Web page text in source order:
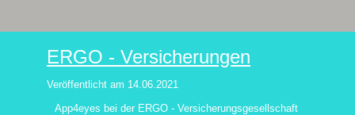
ERGO - Versicherungen
Veröffentlicht am 14.06.2021
App4eyes bei der ERGO - Versicherungsgesellschaft